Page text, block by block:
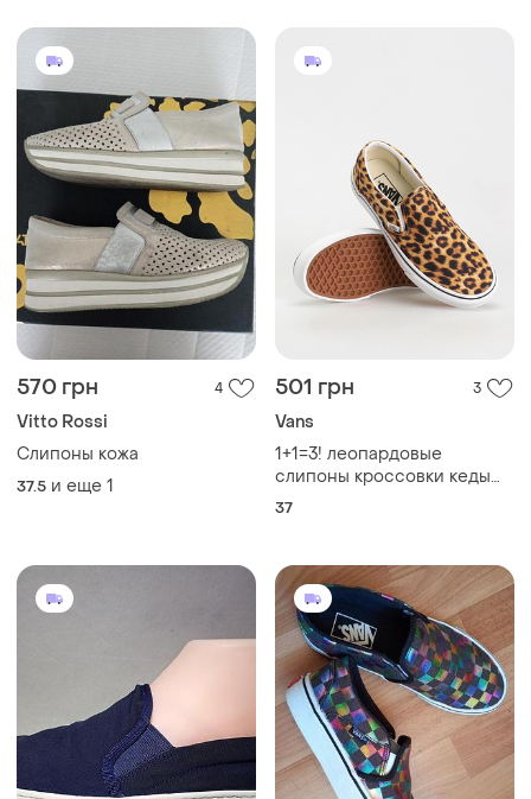
570 грн 4
Vitto Rossi
Слипоны кожа
37.5 и еще 1
501 грн 3
Vans
1+1=3! леопардовые
слипоны кроссовки кеды
vans
37